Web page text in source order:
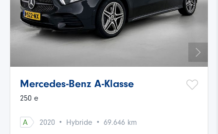
Mercedes-Benz A-Klasse
250 e
A 2020 · Hybride · 69.646 km